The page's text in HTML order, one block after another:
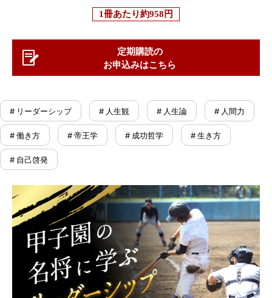
1冊あたり約958円
定期購読の
お申込みはこちら
# リーダーシップ # 人生観 # 人生論 # 人間力
# 働き方 # 帝王学 # 成功哲学 # 生き方
# 自己啓発